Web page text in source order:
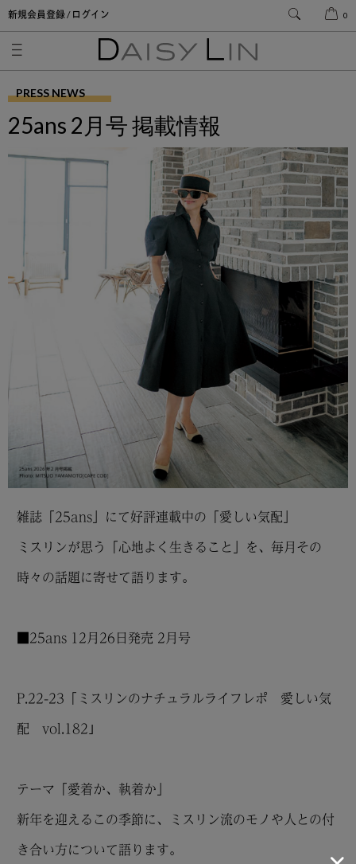
新規会員登録 / ログイン 0
PRESS NEWS
25ans 2月号 掲載情報
雑誌「25ans」にて好評連載中の「愛しい気配」
ミスリンが思う「心地よく生きること」を、毎月その
時々の話題に寄せて語ります。
■25ans 12月26日発売 2月号
P.22-23「ミスリンのナチュラルライフレポ 愛しい気
配 vol.182｣
テーマ「愛着か、執着か」
新年を迎えるこの季節に、ミスリン流のモノや人との付
き合い方について語ります。